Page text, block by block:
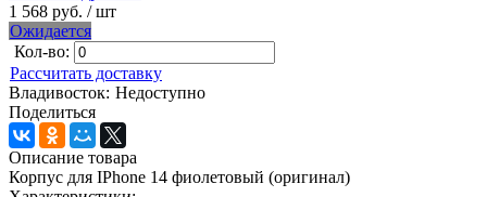
1 568 руб. / шт
Ожидается
Кол-во:
Рассчитать доставку
Владивосток: Недоступно
Поделиться
Описание товара
Корпус для IPhone 14 фиолетовый (оригинал)